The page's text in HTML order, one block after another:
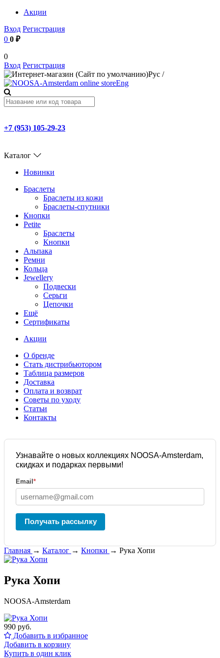
Акции
Вход Регистрация
0 0 ₽
0
Вход Регистрация
Рус /
Eng
+7 (953) 105-29-23
Каталог
Новинки
Браслеты
Браслеты из кожи
Браслеты-спутники
Кнопки
Petite
Браслеты
Кнопки
Альпака
Ремни
Кольца
Jewellery
Подвески
Серьги
Цепочки
Ещё
Сертификаты
Акции
О бренде
Стать дистрибьютором
Таблица размеров
Доставка
Оплата и возврат
Советы по уходу
Статьи
Контакты
Узнавайте о новых коллекциях NOOSA-Amsterdam,
скидках и подарках первыми!
Email *
Получать рассылку
Главная → Каталог → Кнопки → Рука Хопи
Рука Хопи
NOOSA-Amsterdam
990 руб.
Добавить в избранное
Добавить в корзину
Купить в один клик